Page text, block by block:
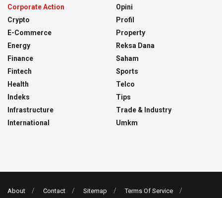
Corporate Action
Crypto
E-Commerce
Energy
Finance
Fintech
Health
Indeks
Infrastructure
International
Opini
Profil
Property
Reksa Dana
Saham
Sports
Telco
Tips
Trade & Industry
Umkm
About Contact Sitemap Terms Of Service